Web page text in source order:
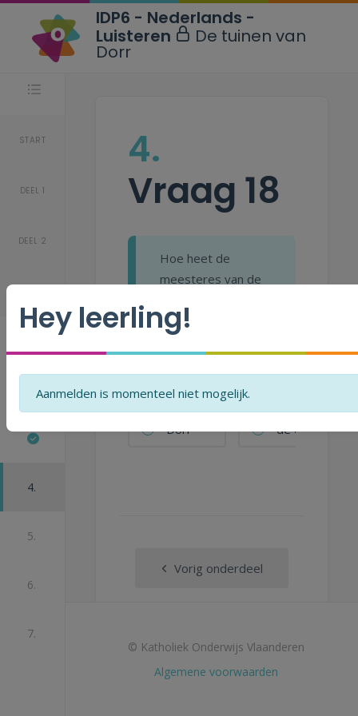
START
DEEL 1
DEEL 2
4.
5.
6.
7.
4.
Vraag 18
Hoe heet de
meesteres van de
Dorr de dame
Vorig onderdeel
© Katholiek Onderwijs Vlaanderen
Algemene voorwaarden
IDP6 - Nederlands -
Luisteren
De tuinen van
Dorr
Hey leerling!
Aanmelden is momenteel niet mogelijk.